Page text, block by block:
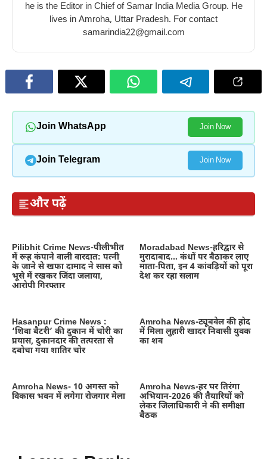
he is the Editor in Chief of Samar India Media Group. He
lives in Amroha, Uttar Pradesh. For contact
samarindia22@gmail.com
Join WhatsApp Join Now
Join Telegram Join Now
और पढ़ें
Pilibhit Crime News-पीलीभीत
में रूह कंपाने वाली वारदात: पत्नी
के जाने से खफा दामाद ने सास को
भूसे में रखकर जिंदा जलाया,
आरोपी गिरफ्तार
Moradabad News-हरिद्वार से
मुरादाबाद… कंधों पर बैठाकर लाए
माता-पिता, इन 4 कांवड़ियों को पूरा
देश कर रहा सलाम
Hasanpur Crime News :
‘शिवा बैटरी’ की दुकान में चोरी का
प्रयास, दुकानदार की तत्परता से
दबोचा गया शातिर चोर
Amroha News-ट्यूबवेल की होद
में मिला लुहारी खादर निवासी युवक
का शव
Amroha News- 10 अगस्त को
विकास भवन में लगेगा रोजगार मेला
Amroha News-हर घर तिरंगा
अभियान-2026 की तैयारियों को
लेकर जिलाधिकारी ने की समीक्षा
बैठक